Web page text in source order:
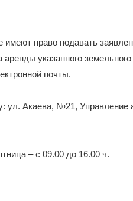
имеют право подавать
указанного
почты.
Акаева, №21, Управление
– с 09.00 до 16.00 ч.